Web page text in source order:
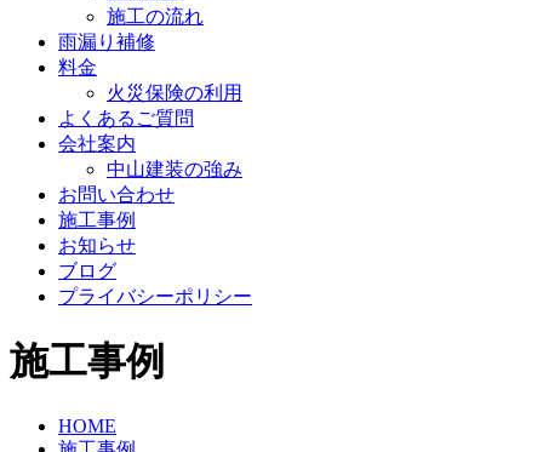
施工の流れ
雨漏り補修
料金
火災保険の利用
よくあるご質問
会社案内
中山建装の強み
お問い合わせ
施工事例
お知らせ
ブログ
プライバシーポリシー
施工事例
HOME